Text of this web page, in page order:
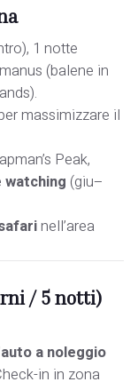
1 notte
(balene in
massimizzare il
Peak,
watching (giu–
nell’area
/ 5 notti)
auto a noleggio
in in zona